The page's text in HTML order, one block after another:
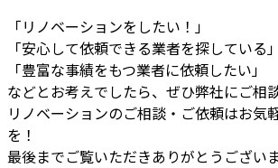
「リノベーションをしたい！」
「安心して依頼できる業者を探している」
「豊富な事績をもつ業者に依頼したい」
などとお考えでしたら、ぜひ弊社にご相
リノベーションのご相談・ご依頼はお気
を！
最後までご覧いただきありがとうござい